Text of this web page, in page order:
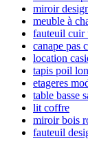
miroir
meuble à
fauteuil cuir
canape pas
location
tapis poil
etageres
table basse
lit coffre
miroir bois
fauteuil